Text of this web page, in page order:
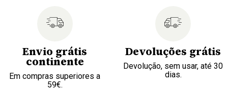
Envio grátis
continente
Em compras superiores a
59€.
Devoluções grátis
Devolução, sem usar, até 30
dias.